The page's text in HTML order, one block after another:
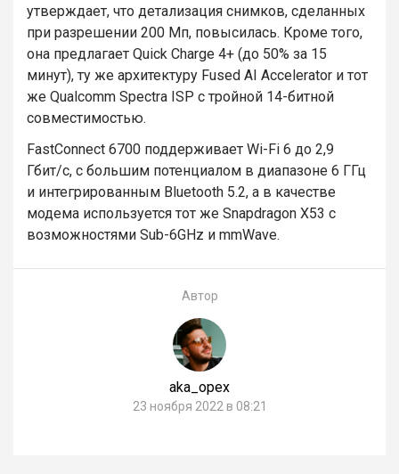
утверждает, что детализация снимков, сделанных
при разрешении 200 Мп, повысилась. Кроме того,
она предлагает Quick Charge 4+ (до 50% за 15
минут), ту же архитектуру Fused AI Accelerator и тот
же Qualcomm Spectra ISP с тройной 14-битной
совместимостью.
FastConnect 6700 поддерживает Wi-Fi 6 до 2,9
Гбит/с, с большим потенциалом в диапазоне 6 ГГц
и интегрированным Bluetooth 5.2, а в качестве
модема используется тот же Snapdragon X53 с
возможностями Sub-6GHz и mmWave.
Автор
aka_opex
23 ноября 2022 в 08:21